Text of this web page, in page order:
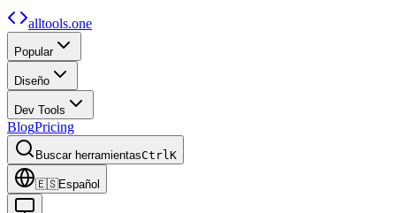
alltools.one
Popular
Diseño
Dev Tools
BlogPricing
Buscar herramientasCtrlK
🇪🇸Español